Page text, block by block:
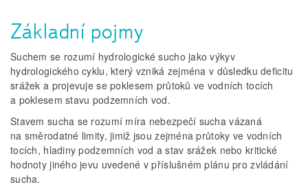
Základní pojmy
Suchem se rozumí hydrologické sucho jako výkyv
hydrologického cyklu, který vzniká zejména v důsledku deficitu
srážek a projevuje se poklesem průtoků ve vodních tocích
a poklesem stavu podzemních vod.
Stavem sucha se rozumí míra nebezpečí sucha vázaná
na směrodatné limity, jimiž jsou zejména průtoky ve vodních
tocích, hladiny podzemních vod a stav srážek nebo kritické
hodnoty jiného jevu uvedené v příslušném plánu pro zvládání
sucha.